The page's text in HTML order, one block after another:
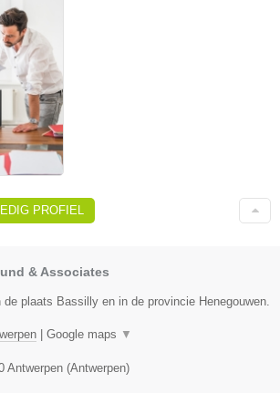
PROFIEL
& Associates
de plaats Bassilly en in de provincie Henegouwen.
Google maps ▼
Antwerpen (Antwerpen)